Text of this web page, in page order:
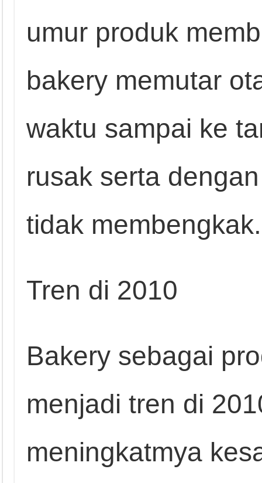
umur produk
bakery memutar
waktu sampai ke
rusak serta
tidak membengkak.
Tren di 2010
Bakery sebagai
menjadi tren di
meningkatmya